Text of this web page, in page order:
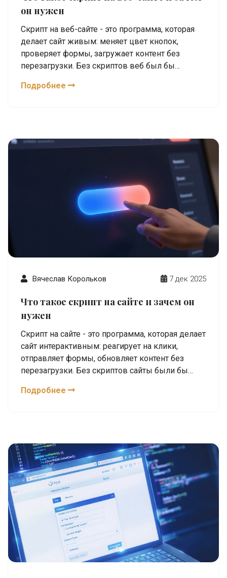
он нужен
Скрипт на веб-сайте - это программа, которая
делает сайт живым: меняет цвет кнопок,
проверяет формы, загружает контент без
перезагрузки. Без скриптов веб был бы
Подробнее
Вячеслав Корольков 7 дек 2025
Что такое скрипт на сайте и зачем он
нужен
Скрипт на сайте - это программа, которая делает
сайт интерактивным: реагирует на клики,
отправляет формы, обновляет контент без
перезагрузки. Без скриптов сайты были бы
Подробнее